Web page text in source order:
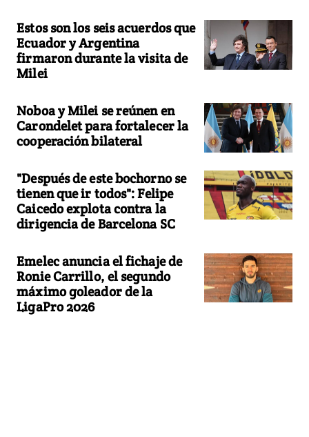
Estos son los seis acuerdos que
Ecuador y Argentina
firmaron durante la visita de
Milei
Noboa y Milei se reúnen en
Carondelet para fortalecer la
cooperación bilateral
"Después de este bochorno se
tienen que ir todos": Felipe
Caicedo explota contra la
dirigencia de Barcelona SC
Emelec anuncia el fichaje de
Ronie Carrillo, el segundo
máximo goleador de la
LigaPro 2026